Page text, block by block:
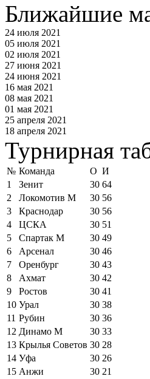
Ближайшие
24 июля 2021
05 июля 2021
02 июля 2021
27 июня 2021
24 июня 2021
16 мая 2021
08 мая 2021
01 мая 2021
25 апреля 2021
18 апреля 2021
Турнирная
№ Команда О И
1
Зенит 30 64
2
Локомотив М 30 56
3
Краснодар 30 56
4
ЦСКА 30 51
5
Спартак М 30 49
6
Арсенал 30 46
7
Оренбург 30 43
8
Ахмат 30 42
9
Ростов 30 41
10 Урал 30 38
11 Рубин 30 36
12 Динамо М 30 33
13 Крылья Советов 30 28
14 Уфа 30 26
15 Анжи 30 21